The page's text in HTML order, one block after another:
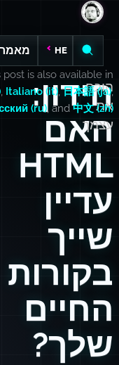
DanLevy.net
HE
חידון:
האם
HTML
עדיין
שייך
בקורות
החיים
שלך?
הוכח
את
עצמך
post is also available in
, Italiano (it),日本語 (ja),
(ru), and中文 (zh)